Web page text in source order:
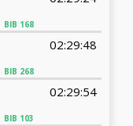
BIB 168
BIB 268
02:29:48
BIB 103
02:29:54